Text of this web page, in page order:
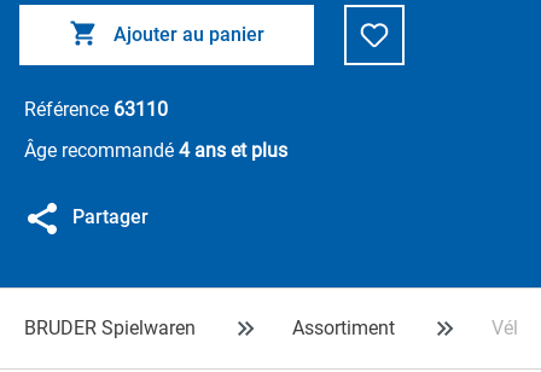
Ajouter au panier
Référence 63110
Âge recommandé 4 ans et plus
Partager
BRUDER Spielwaren Assortiment Vélo